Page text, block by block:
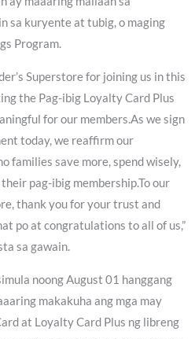
sa kuryente at tubig, o maging
Program.
Superstore for joining us in this
the Pag-ibig Loyalty Card Plus
for our members.As we sign
today, we reaffirm our
families save more, spend wisely,
pag-ibig membership.To our
thank you for your trust and
po at congratulations to all of us,”
sa gawain.
noong August 01 hanggang
makakuha ang mga may
at Loyalty Card Plus ng libreng